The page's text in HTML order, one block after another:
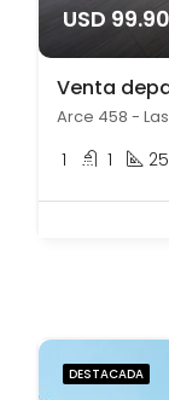
USD
Arce 458 -
1 1
DESTACADA